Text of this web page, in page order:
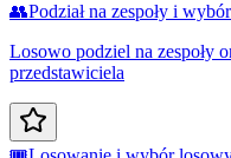
👥Podział na zespoły i
Losowo podziel na zespoły
przedstawiciela